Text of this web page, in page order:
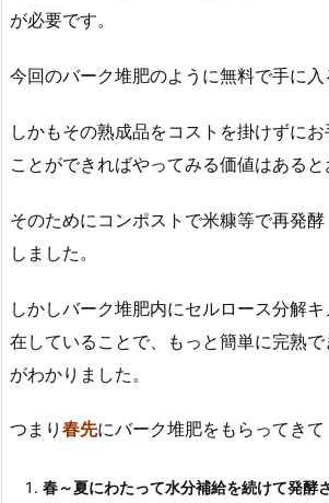
が必要です。
今回のバーク堆肥のように無料で手に入
しかもその熟成品をコストを掛けずに
ことができればやってみる価値はあると
そのためにコンポストで米糠等で再発
しました。
しかしバーク堆肥内にセルロース分解
在していることで、もっと簡単に完熟
がわかりました。
つまり 春先にバーク堆肥をもらってきて
春～夏にわたって水分補給を続けて発